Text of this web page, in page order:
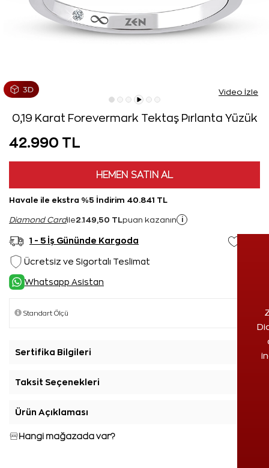
Video İzle
0,19 Karat Forevermark Tektaş Pırlanta Yüzük
42.990 TL
HEMEN SATIN AL
Havale ile ekstra %5 İndirim 40.841 TL
Diamond Cardile2.149,50 TL puan kazanın i
1 - 5 İş Gününde Kargoda
Ücretsiz ve Sigortalı Teslimat
Whatsapp Asistan
Sertifika Bilgileri
Taksit Seçenekleri
Ürün Açıklaması
Hangi mağazada var?